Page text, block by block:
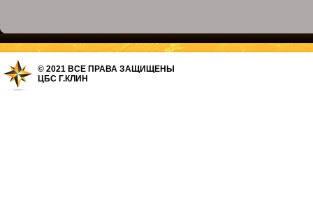
© 2021 ВСЕ ПРАВА ЗАЩИЩЕНЫ
ЦБС Г.КЛИН